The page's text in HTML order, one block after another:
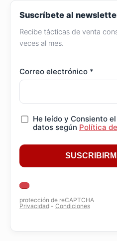
Suscríbete al
Recibe tácticas de venta
veces al mes.